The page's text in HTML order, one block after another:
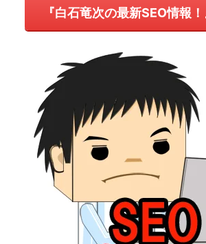
『白石竜次の最新SEO情報